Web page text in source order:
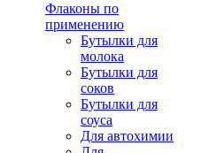
Флаконы по
применению
Бутылки для
молока
Бутылки для
соков
Бутылки для
соуса
Для автохимии